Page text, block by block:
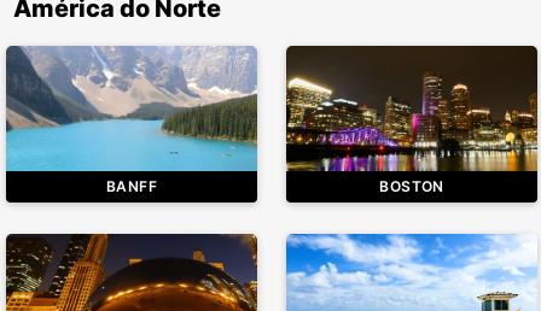
América do Norte
BANFF BOSTON